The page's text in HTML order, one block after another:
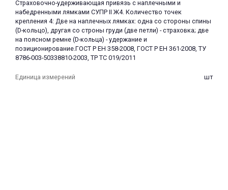
Страховочно-удерживающая привязь с наплечными и
набедренными лямками СУПР II Ж4. Количество точек
крепления 4: Две на наплечных лямках: одна со стороны спины
(D-кольцо), другая со строны груди (две петли) - страховка; две
на поясном ремне (D-кольца) - удержание и
позиционирование.ГОСТ Р ЕН 358-2008, ГОСТ Р ЕН 361-2008, ТУ
8786-003-50338810-2003, ТР ТС 019/2011
Единица измерений шт
раз в 2 недели